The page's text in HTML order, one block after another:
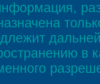
в